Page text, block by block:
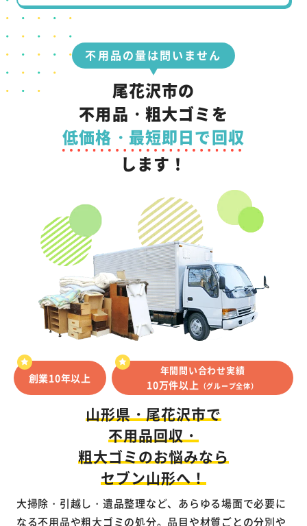
不用品の量は問いません
尾花沢市の
不用品・粗大ゴミを
低価格・最短即日で回収
します！
創業10年以上
年間問い合わせ実績
10万件以上 （グループ全体）
山形県・尾花沢市で
不用品回収・
粗大ゴミのお悩みなら
セブン山形へ！
大掃除・引越し・遺品整理など、あらゆる場面で必要に
なる不用品や粗大ゴミの処分。品目や材質ごとの分別や